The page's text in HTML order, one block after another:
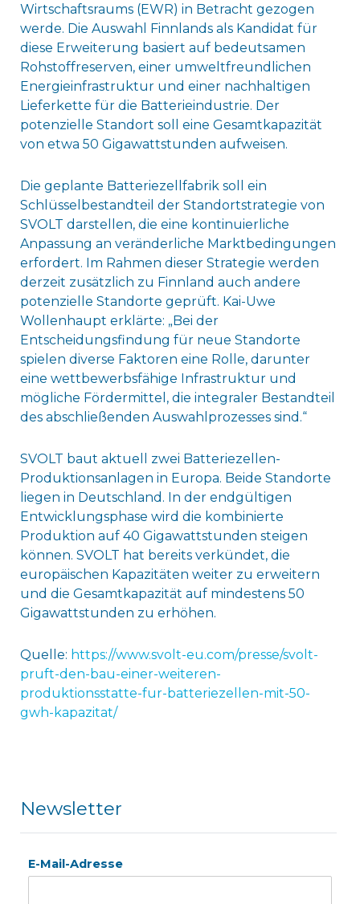
Wirtschaftsraums (EWR) in Betracht gezogen
werde. Die Auswahl Finnlands als Kandidat für
diese Erweiterung basiert auf bedeutsamen
Rohstoffreserven, einer umweltfreundlichen
Energieinfrastruktur und einer nachhaltigen
Lieferkette für die Batterieindustrie. Der
potenzielle Standort soll eine Gesamtkapazität
von etwa 50 Gigawattstunden aufweisen.
Die geplante Batteriezellfabrik soll ein
Schlüsselbestandteil der Standortstrategie von
SVOLT darstellen, die eine kontinuierliche
Anpassung an veränderliche Marktbedingungen
erfordert. Im Rahmen dieser Strategie werden
derzeit zusätzlich zu Finnland auch andere
potenzielle Standorte geprüft. Kai-Uwe
Wollenhaupt erklärte: „Bei der
Entscheidungsfindung für neue Standorte
spielen diverse Faktoren eine Rolle, darunter
eine wettbewerbsfähige Infrastruktur und
mögliche Fördermittel, die integraler Bestandteil
des abschließenden Auswahlprozesses sind.“
SVOLT baut aktuell zwei Batteriezellen-
Produktionsanlagen in Europa. Beide Standorte
liegen in Deutschland. In der endgültigen
Entwicklungsphase wird die kombinierte
Produktion auf 40 Gigawattstunden steigen
können. SVOLT hat bereits verkündet, die
europäischen Kapazitäten weiter zu erweitern
und die Gesamtkapazität auf mindestens 50
Gigawattstunden zu erhöhen.
Quelle: https://www.svolt-eu.com/presse/svolt-
pruft-den-bau-einer-weiteren-
produktionsstatte-fur-batteriezellen-mit-50-
gwh-kapazitat/
Newsletter
E-Mail-Adresse